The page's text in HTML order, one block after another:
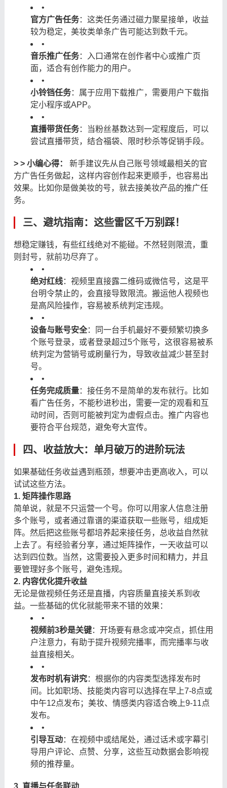
•
官方广告任务：这类任务通过磁力聚星接单，收益
较为稳定，美妆类单条广告可能达到数千元。
•
音乐推广任务：入口通常在创作者中心或推广页
面，适合有创作能力的用户。
•
小铃铛任务：属于应用下载推广，需要用户下载指
定小程序或APP。
•
直播带货任务：当粉丝基数达到一定程度后，可以
尝试直播带货，结合福袋、限时秒杀等促销手段。
> > 小编心得：
​ 新手建议先从自己账号领域最相关的官
方广告任务做起，这样内容创作起来更顺手，也容易出
效果。比如你是做美妆的号，就去接美妆产品的推广任
务。
三、避坑指南：这些雷区千万别踩！
想稳定赚钱，有些红线绝对不能碰。不然轻则限流，重
则封号，就前功尽弃了。
•
绝对红线：视频里直接露二维码或微信号，这是平
台明令禁止的，会直接导致限流。搬运他人视频也
是高风险操作，容易被系统判定违规。
•
设备与账号安全：同一台手机最好不要频繁切换多
个账号登录，或者登录超过5个账号，这很容易被系
统判定为营销号或刷量行为，导致收益减少甚至封
号。
•
任务完成质量：接任务不是简单的发布就行。比如
看广告任务，不能秒进秒出，需要一定的观看和互
动时间，否则可能被判定为虚假点击。推广内容也
要符合平台规范，避免夸大宣传。
四、收益放大：单月破万的进阶玩法
如果基础任务收益遇到瓶颈，想要冲击更高收入，可以
试试这些方法。
1. 矩阵操作思路
简单说，就是不只运营一个号。你可以用家人信息注册
多个账号，或者通过靠谱的渠道获取一些账号，组成矩
阵。然后把这些账号都培养起来接任务，总收益自然就
上去了。有经验者分享，通过矩阵操作，一天收益可以
达到四位数。当然，这需要投入更多时间和精力，并且
要管理好多个账号，避免违规。
2. 内容优化提升收益
无论是做视频任务还是直播，内容质量直接关系到收
益。一些基础的优化就能带来不错的效果：
•
视频前3秒是关键：开场要有悬念或冲突点，抓住用
户注意力，有助于提升视频完播率，而完播率与收
益直接相关。
•
发布时机有讲究：根据你的内容类型选择发布时
间。比如职场、技能类内容可以选择在早上7-8点或
中午12点发布；美妆、情感类内容适合晚上9-11点
发布。
•
引导互动：在视频中或结尾处，通过话术或字幕引
导用户评论、点赞、分享，这些互动数据会影响视
频的推荐量。
3. 直播与任务联动